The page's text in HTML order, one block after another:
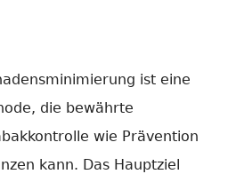
ist eine
die bewährte
wie Prävention
kann. Das Hauptziel